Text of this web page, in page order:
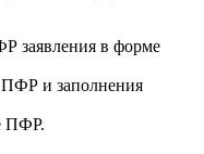
заявления в форме
ПФР и заполнения
ПФР.